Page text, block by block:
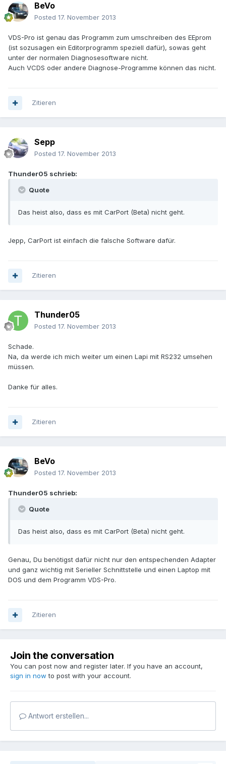
BeVo
Posted 17. November 2013
VDS-Pro ist genau das Programm zum umschreiben des EEprom
(ist sozusagen ein Editorprogramm speziell dafür), sowas geht
unter der normalen Diagnosesoftware nicht.
Auch VCDS oder andere Diagnose-Programme können das nicht.
Zitieren
Sepp
Posted 17. November 2013
Thunder05 schrieb:
Quote
Das heist also, dass es mit CarPort (Beta) nicht geht.
Jepp, CarPort ist einfach die falsche Software dafür.
Zitieren
Thunder05
Posted 17. November 2013
Schade.
Na, da werde ich mich weiter um einen Lapi mit RS232 umsehen
müssen.
Danke für alles.
Zitieren
BeVo
Posted 17. November 2013
Thunder05 schrieb:
Quote
Das heist also, dass es mit CarPort (Beta) nicht geht.
Genau, Du benötigst dafür nicht nur den entspechenden Adapter
und ganz wichtig mit Serieller Schnittstelle und einen Laptop mit
DOS und dem Programm VDS-Pro.
Zitieren
Join the conversation
You can post now and register later. If you have an account,
sign in now to post with your account.
Antwort erstellen...